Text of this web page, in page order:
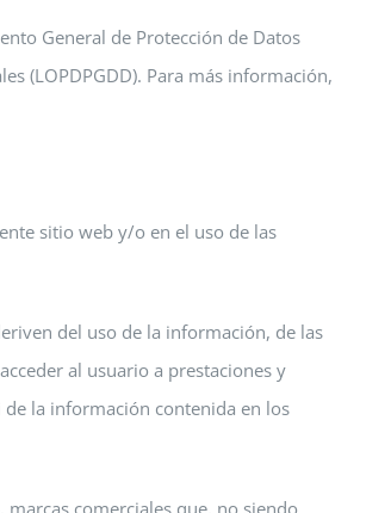
General de Protección de Datos
(LOPDPGDD). Para más información,
sitio web y/o en el uso de las
del uso de la información, de las
al usuario a prestaciones y
la información contenida en los
comerciales que, no siendo